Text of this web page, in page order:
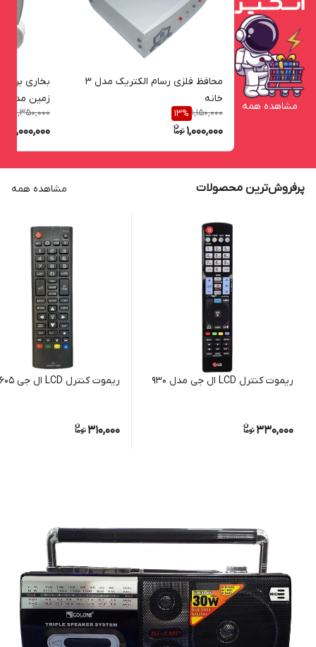
مشاهده همه
محافظ فلزی رسام الکتریک مدل 3
خانه
1,150,000
13%
1,000,000
بخاری برقی
زمین مدل IZ-12
2,350,000
2,000,000
پرفروش‌ترین محصولات مشاهده همه
ریموت کنترل LCD ال جی مدل 930
330,000
ریموت کنترل LCD ال جی 605
310,000